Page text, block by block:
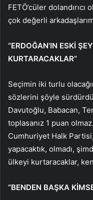
FETÖ’cüler dolandırıcı
çok değerli
“ERDOĞAN’IN ESKİ
KURTARACAKLAR”
Seçimin iki turlu
sözlerini şöyle
Davutoğlu, Babacan,
toplasanız 1 puan
Cumhuriyet Halk
yapacaktık, olmadı,
ülkeyi kurtaracaklar,
“BENDEN BAŞKA